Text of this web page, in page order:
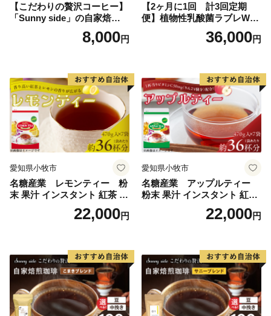
本サイトの運営は、株式会社ローカルがおこなっており
お電話及びメールは、当社がご対応いたします。
E-mail：iwade@lo-cal.co.jp
TEL:050-6882-5757 FAX:050-3588-2325
【こだわりの贅沢コーヒー】
「Sunny side」の自家焙煎珈
琲こまきブレンド（200g）
8,000円
【2ヶ月に1回 計3回定期
便】植物性乳酸菌ラブレW
プレーン36本（計108本）
36,000円
愛知県小牧市
名糖産業 レモンティー 粉
末 果汁 インスタント 紅茶 ビ
タミンC 袋 ロングセラー 粉
末飲料 粉末茶 簡単 手軽 ホッ
22,000円
愛知県小牧市
名糖産業 アップルティー
粉末 果汁 インスタント 紅茶
ティー ビタミンC 袋 ロング
セラー 粉末飲料 粉末茶 簡単
22,000円